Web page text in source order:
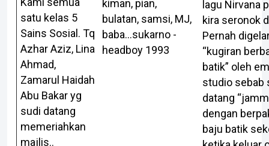
satu kelas 5
Sains Sosial. Tq
Azhar Aziz, Lina
Ahmad,
Zamarul Haidah
Abu Bakar yg
sudi datang
memeriahkan
majlis..
kiman, pian,
bulatan, samsi, MJ,
baba...sukarno -
headboy 1993
lagu Nirvana
kira seronok
Pernah
“kugiran
batik” oleh
studio sebab
datang
dengan
baju batik